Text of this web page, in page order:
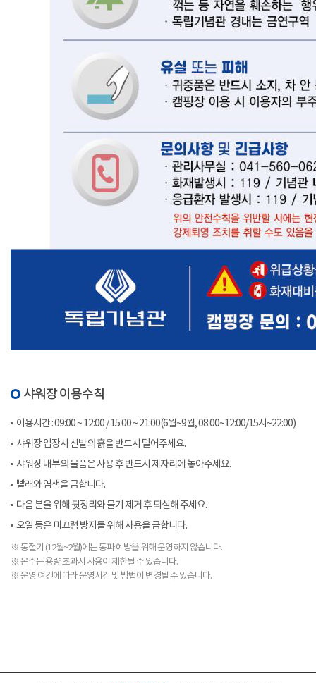
샤워장 이용수칙
이용시간 : 09:00 ~ 12:00 / 15:00 ~ 21:00(6월~9월, 08:00~12:00/15시~22:00)
샤워장 입장시 신발의 흙을 반드시 털어주세요.
샤워장 내부의 물품은 사용 후 반드시 제자리에 놓아주세요.
빨래와 염색을 금합니다.
다음 분을 위해 뒷정리와 물기 제거 후 퇴실해 주세요.
오일 등은 미끄럼 방지를 위해 사용을 금합니다.
※ 동절기 (12월~2월)에는 동파 예방을 위해 운영하지 않습니다.
※ 온수는 용량 초과시 사용이 제한될 수 있습니다.
※ 운영 여건에 따라 운영시간 및 방법이 변경될 수 있습니다.